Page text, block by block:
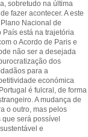
sobretudo na última
fazer acontecer. A este
Nacional de
País está na trajetória
o Acordo de Paris e
não ser a desejada
dos
para a
económica
é fulcral, de forma
A mudança de
o outro, mas pelos
será possível
e